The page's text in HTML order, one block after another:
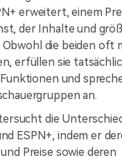
erweitert, einem
der Inhalte und
die beiden oft
erfüllen sie
und
an.
die
ESPN+, indem er
Preise sowie deren